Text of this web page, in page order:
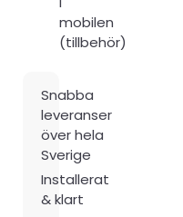
mobilen
(tillbehör)
Snabba
leveranser
över hela
Sverige
Installerat
& klart